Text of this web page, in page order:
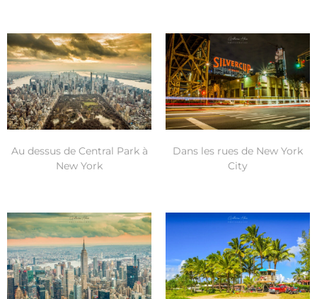
Au dessus de Central Park à
New York
Dans les rues de New York
City